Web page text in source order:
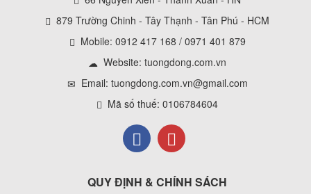
879 Trường Chinh - Tây Thạnh - Tân Phú - HCM
Mobile: 0912 417 168 / 0971 401 879
Website: tuongdong.com.vn
Email: tuongdong.com.vn@gmail.com
Mã số thuế: 0106784604
QUY ĐỊNH & CHÍNH SÁCH